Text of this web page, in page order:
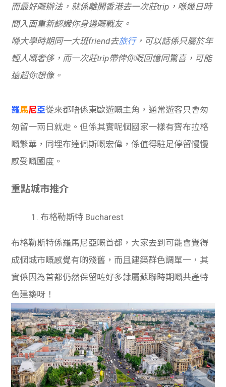
而最好嘅辦法，就係離開香港去一次莊trip，喺幾日時
間入面重新認識你身邊嘅戰友。
喺大學時期同一大班friend去旅行，可以話係只屬於年
輕人嘅奢侈，而一次莊trip帶俾你嘅回憶同驚喜，可能
遠超你想像。
羅馬尼亞從來都唔係東歐遊嘅主角，通常遊客只會匆
匆留一兩日就走。但係其實呢個國家一樣有齊布拉格
嘅繁華，同埋布達佩斯嘅宏偉，係值得駐足停留慢慢
感受嘅國度。
重點城市推介
1. 布格勒斯特 Bucharest
布格勒斯特係羅馬尼亞嘅首都，大家去到可能會覺得
成個城市嘅感覺有啲殘舊，而且建築群色調單一，其
實係因為首都仍然保留咗好多隸屬蘇聯時期嘅共產特
色建築呀！